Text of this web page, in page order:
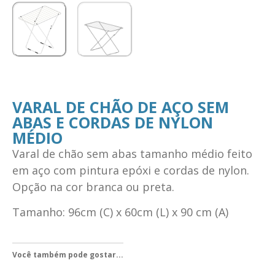
VARAL DE CHÃO DE AÇO SEM
ABAS E CORDAS DE NYLON
MÉDIO
Varal de chão sem abas tamanho médio feito
em aço com pintura epóxi e cordas de nylon.
Opção na cor branca ou preta.
Tamanho: 96cm (C) x 60cm (L) x 90 cm (A)
Você também pode gostar...